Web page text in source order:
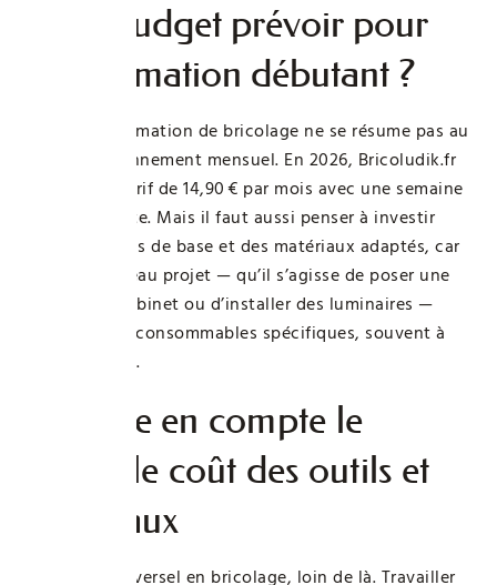
Quel budget prévoir pour
une formation débutant ?
Suivre une formation de bricolage ne se résume pas au
coût de l’abonnement mensuel. En 2026, Bricoludik.fr
propose un tarif de 14,90 € par mois avec une semaine
d’essai gratuite. Mais il faut aussi penser à investir
dans des outils de base et des matériaux adaptés, car
chaque nouveau projet — qu’il s’agisse de poser une
étagère, un robinet ou d’installer des luminaires —
demande des consommables spécifiques, souvent à
acheter à part.
Prendre en compte le
véritable coût des outils et
matériaux
Rien n’est universel en bricolage, loin de là. Travailler